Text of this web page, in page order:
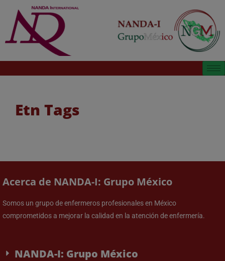
Etn Tags
Acerca de NANDA-I: Grupo México
Somos un grupo de enfermeros profesionales en México
comprometidos a mejorar la calidad en la atención de enfermería.
NANDA-I: Grupo México